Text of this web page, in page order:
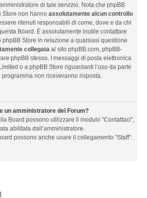
di tale servizio. Nota che phpBB
Store non hanno assolutamente alcun controllo
ritenuti responsabili di come, dove e da chi
Board. È assolutamente inutile contattare
phpBB Store in relazione a qualsiasi questione
collegata al sito phpBB.com, phpBB-
phpBB stesso. I messaggi di posta elettronica
o a phpBB Store riguardanti l’uso da parte
programma non riceveranno risposta.
un amministratore del Forum?
Board possono utilizzare il modulo "Contattaci",
abilitata dall’amministratore.
possono anche usare il collegamento "Staff".